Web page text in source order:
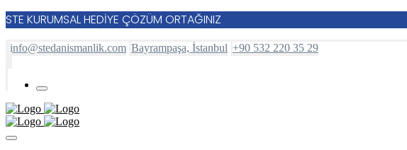
STE KURUMSAL HEDİYE ÇÖZÜM ORTAĞINIZ
info@stedanismanlik.com Bayrampaşa, İstanbul +90 532 220 35 29